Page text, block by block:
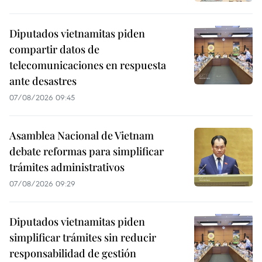
Diputados vietnamitas piden
compartir datos de
telecomunicaciones en respuesta
ante desastres
07/08/2026 09:45
Asamblea Nacional de Vietnam
debate reformas para simplificar
trámites administrativos
07/08/2026 09:29
Diputados vietnamitas piden
simplificar trámites sin reducir
responsabilidad de gestión